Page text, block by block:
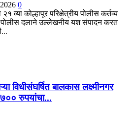
0
व्या कोल्हापूर परिक्षेत्रीय पोलीस कर्तव्य
पोलीस दलाने उल्लेखनीय यश संपादन करत
विधीसंघर्षित बालकास लक्ष्मीनगर
रुपयांचा...